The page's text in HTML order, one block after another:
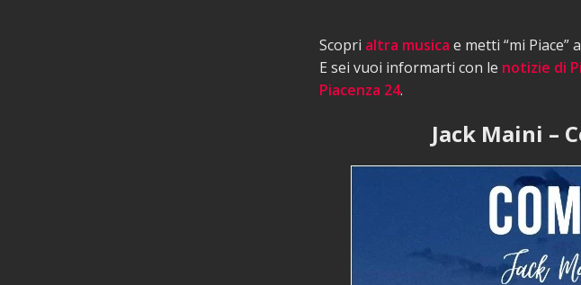
Scopri altra musica e metti “mi Piace”
E sei vuoi informarti con le notizie di
Piacenza 24.
Jack Maini –